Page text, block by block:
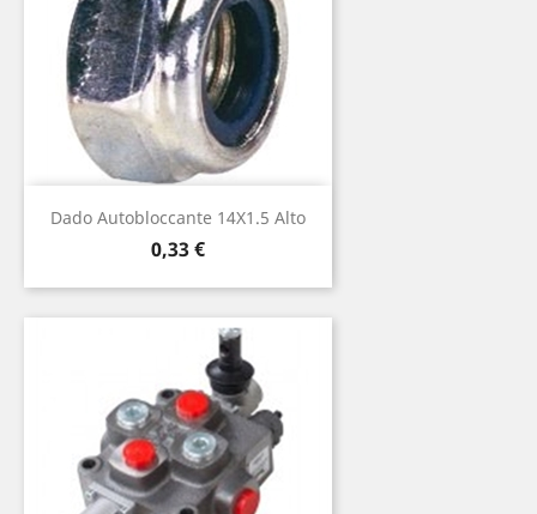
Dado Autobloccante 14X1.5 Alto
Prezzo
0,33 €